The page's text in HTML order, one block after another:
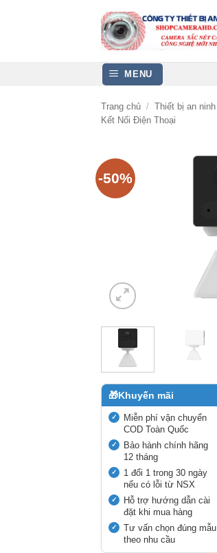
MENU
Trang chủ / Thiết bị an ninh
Kết Nối Điện Thoại
-50%
🎁Khuyến mãi
Miễn phí vận chuyển
COD Toàn Quốc
Bảo hành chính hãng
12 tháng
1 đổi 1 trong 30 ngày
nếu có lỗi từ NSX
Hỗ trợ hướng dẫn cài
đặt khi mua hàng
Tư vấn chọn đúng mẫu
theo nhu cầu